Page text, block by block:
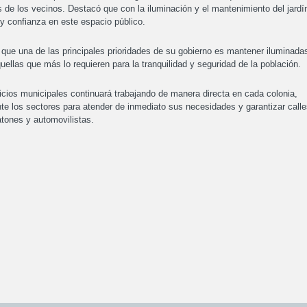
los vecinos. Destacó que con la iluminación y el mantenimiento del
confianza en este espacio público.
una de las principales prioridades de su gobierno es mantener
que más lo requieren para la tranquilidad y seguridad de la población.
municipales continuará trabajando de manera directa en cada colonia,
los sectores para atender de inmediato sus necesidades y garantizar
y automovilistas.